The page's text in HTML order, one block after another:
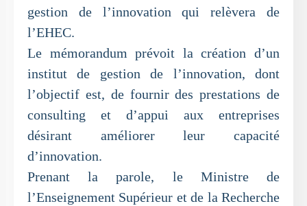
gestion de l’innovation qui relèvera de
l’EHEC.
Le mémorandum prévoit la création d’un
institut de gestion de l’innovation, dont
l’objectif est, de fournir des prestations de
consulting et d’appui aux entreprises
désirant améliorer leur capacité
d’innovation.
Prenant la parole, le Ministre de
l’Enseignement Supérieur et de la Recherche